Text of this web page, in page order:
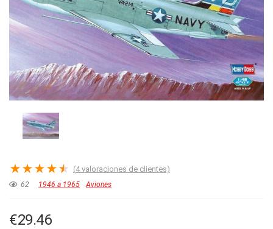
★★★★★ (4valoraciones de clientes)
62 1946 a 1965 Aviones
€29.46